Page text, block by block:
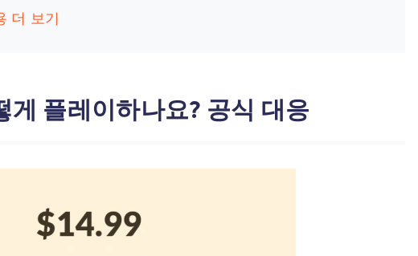
더 보기
게 플레이하나요? 공식 대응